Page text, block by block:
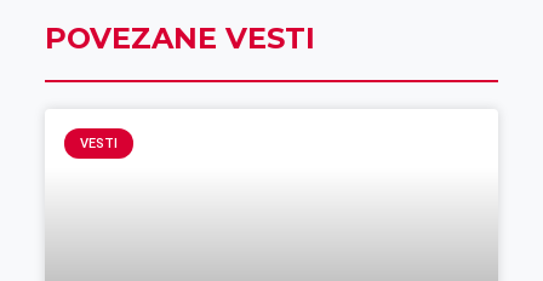
POVEZANE VESTI
VESTI